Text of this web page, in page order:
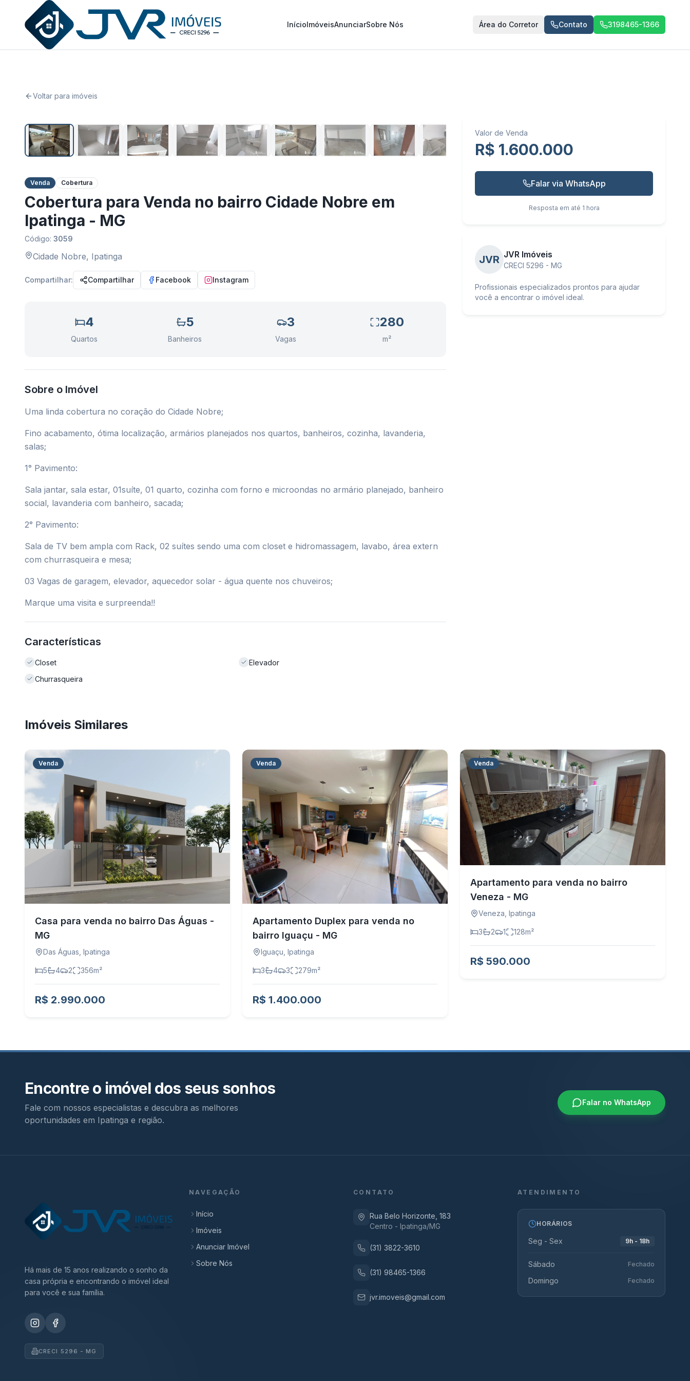
JVR Imóveis
InícioImóveisAnunciarSobre Nós Área do Corretor Contato 3198465-1366
Voltar para imóveis
Venda Cobertura
Cobertura para Venda no bairro Cidade Nobre em
Ipatinga - MG
Código: 3059
Cidade Nobre, Ipatinga
Compartilhar: Compartilhar Facebook Instagram
4
Quartos
5
Banheiros
3
Vagas
280
m²
Sobre o Imóvel
Uma linda cobertura no coração do Cidade Nobre;
Fino acabamento, ótima localização, armários planejados nos quartos, banheiros, cozinha, lavanderia,
salas;
1° Pavimento:
Sala jantar, sala estar, 01suíte, 01 quarto, cozinha com forno e microondas no armário planejado, banheiro
social, lavanderia com banheiro, sacada;
2° Pavimento:
Sala de TV bem ampla com Rack, 02 suítes sendo uma com closet e hidromassagem, lavabo, área extern
com churrasqueira e mesa;
03 Vagas de garagem, elevador, aquecedor solar - água quente nos chuveiros;
Marque uma visita e surpreenda!!
Características
Closet
Elevador
Churrasqueira
Valor de Venda
R$ 1.600.000
Falar via WhatsApp
Resposta em até 1 hora
JVR JVR Imóveis
CRECI 5296 - MG
Profissionais especializados prontos para ajudar
você a encontrar o imóvel ideal.
Imóveis Similares
Venda
Casa para venda no bairro Das Águas -
MG
Das Águas Ipatinga
5 4 2 356m²
R$ 2.990.000
Venda
Apartamento Duplex para venda no
bairro Iguaçu - MG
Iguaçu Ipatinga
3 4 3 279m²
R$ 1.400.000
Venda
Apartamento para venda no bairro
Veneza - MG
Veneza Ipatinga
3 2 1 128m²
R$ 590.000
Encontre o imóvel dos seus sonhos
Fale com nossos especialistas e descubra as melhores
oportunidades em Ipatinga e região.
Falar no WhatsApp
Há mais de 15 anos realizando o sonho da
casa própria e encontrando o imóvel ideal
para você e sua família.
CRECI 5296 - MG
NAVEGAÇÃO
Início
Imóveis
Anunciar Imóvel
Sobre Nós
CONTATO
Rua Belo Horizonte, 183
Centro - Ipatinga/MG
(31) 3822-3610
(31) 98465-1366
jvr.imoveis@gmail.com
ATENDIMENTO
HORÁRIOS
Seg - Sex 9h - 18h
Sábado Fechado
Domingo Fechado